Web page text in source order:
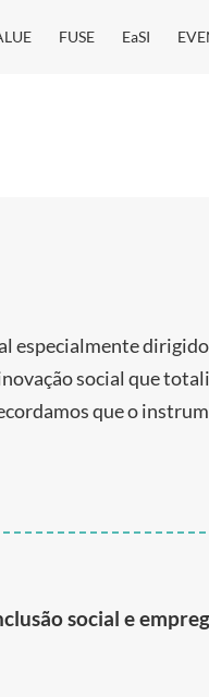
FUSE EaSI
especialmente
social que
que o
social e